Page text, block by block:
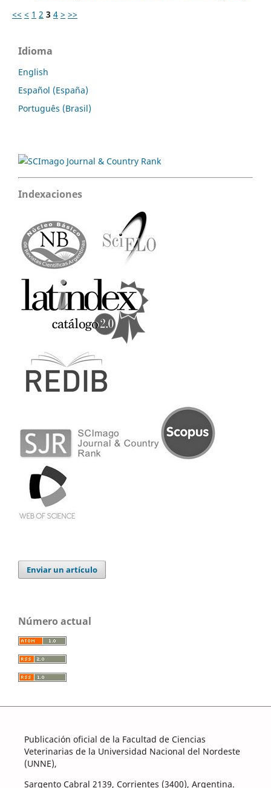
<< < 1 2 3 4 > >>
Idioma
English
Español (España)
Português (Brasil)
Indexaciones
Enviar un artículo
Número actual
Publicación oficial de la Facultad de Ciencias
Veterinarias de la Universidad Nacional del Nordeste
(UNNE),
Sargento Cabral 2139, Corrientes (3400), Argentina.